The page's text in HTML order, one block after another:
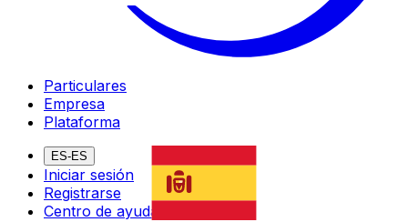
Particulares
Empresa
Plataforma
ES-ES
Iniciar sesión
Registrarse
Centro de ayuda